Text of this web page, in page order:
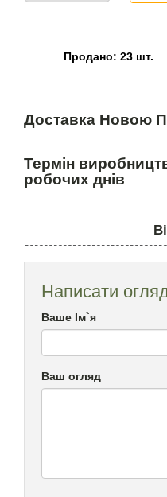
Продано: 23 шт.
Доставка Новою
Термін
робочих днів
Написати
Ваше Ім`я
Ваш огляд